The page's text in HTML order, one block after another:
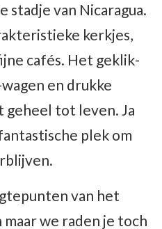
stadje van Nicaragua.
kerkjes,
cafés. Het geklik-
en drukke
geheel tot leven. Ja
plek om
van het
maar we raden je toch